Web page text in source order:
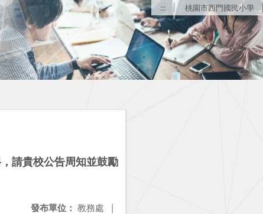
::: 桃園市西門國民小學
請貴校公告周知並鼓勵
發布單位： 教務處 |